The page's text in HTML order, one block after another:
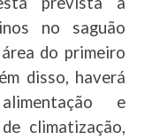
no saguão
do primeiro
disso, haverá
e
climatização,